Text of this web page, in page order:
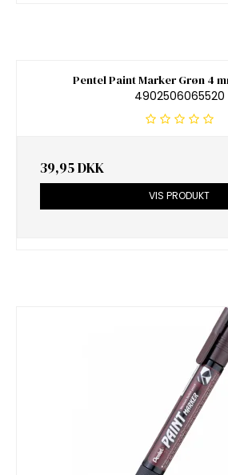
Pentel Paint Marker Grøn 4
4902506065520
39,95 DKK
VIS PRODUKT